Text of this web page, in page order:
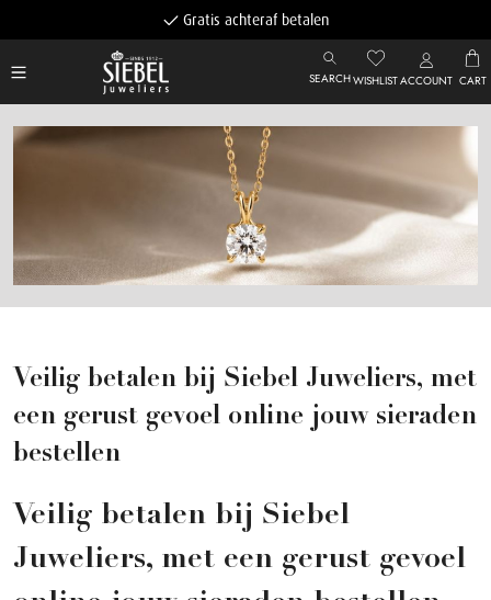
Gratis achteraf betalen
SEARCHWISHLISTACCOUNT CART
Veilig betalen bij Siebel Juweliers, met
een gerust gevoel online jouw sieraden
bestellen
Veilig betalen bij Siebel
Juweliers, met een gerust gevoel